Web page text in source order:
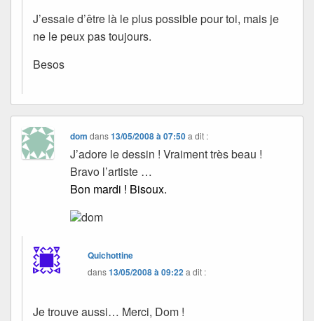
J’essaie d’être là le plus possible pour toi, mais je
ne le peux pas toujours.
Besos
dom dans13/05/2008 à 07:50 a dit :
J’adore le dessin ! Vraiment très beau !
Bravo l’artiste …
Bon mardi ! Bisoux.
dom
Quichottine
dans13/05/2008 à 09:22a dit :
Je trouve aussi… Merci, Dom !